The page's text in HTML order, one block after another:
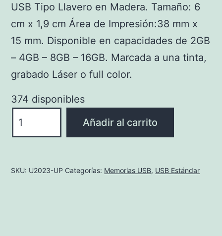
USB Tipo Llavero en Madera. Tamaño: 6
cm x 1,9 cm Área de Impresión:38 mm x
15 mm. Disponible en capacidades de 2GB
– 4GB – 8GB – 16GB. Marcada a una tinta,
grabado Láser o full color.
374 disponibles
UP
Llavero
Añadir al carrito
SKU: U2023-UP Categorías: Memorias USB, USB Estándar